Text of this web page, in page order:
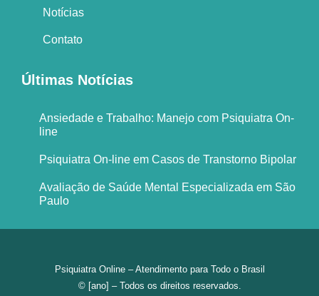
Notícias
Contato
Últimas Notícias
Ansiedade e Trabalho: Manejo com Psiquiatra On-
line
Psiquiatra On-line em Casos de Transtorno Bipolar
Avaliação de Saúde Mental Especializada em São
Paulo
Psiquiatra Online – Atendimento para Todo o Brasil
© [ano] – Todos os direitos reservados.